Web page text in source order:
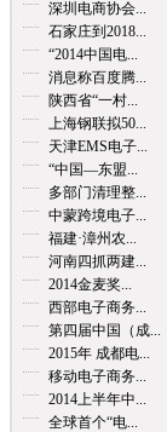
深圳电商协会...
石家庄到2018...
“2014中国电...
消息称百度腾...
陕西省“一村...
上海钢联拟50...
天津EMS电子...
“中国—东盟...
多部门清理整...
中蒙跨境电子...
福建·漳州农...
河南四抓两建...
2014金麦奖...
西部电子商务...
第四届中国（成...
2015年 成都电...
移动电子商务...
2014上半年中...
全球首个“电...